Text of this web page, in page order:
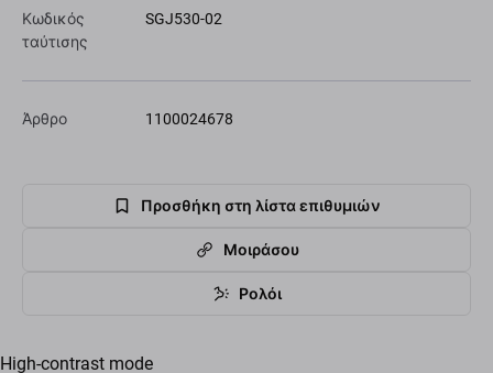
Κωδικός
ταύτισης
SGJ530-02
Άρθρο 1100024678
Προσθήκη στη λίστα επιθυμιών
Μοιράσου
Ρολόι
High-contrast mode